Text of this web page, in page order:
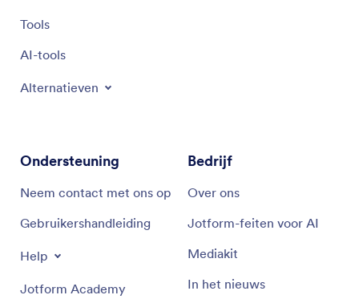
Tools
AI-tools
Alternatieven
Ondersteuning
Neem contact met ons op
Gebruikershandleiding
Help
Jotform Academy
Bedrijf
Over ons
Jotform-feiten voor AI
Mediakit
In het nieuws